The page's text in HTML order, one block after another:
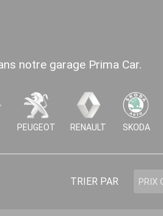
notre garage Prima Car.
PEUGEOT RENAULT SKODA
TRIER PAR